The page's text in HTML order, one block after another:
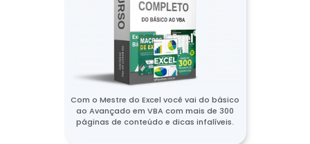
Com o Mestre do Excel você vai do básico
ao Avançado em VBA com mais de 300
páginas de conteúdo e dicas infalíveis.